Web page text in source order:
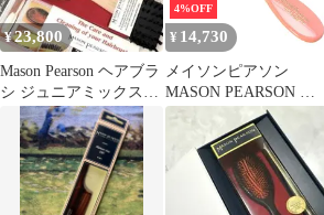
¥23,800
Mason Pearson ヘアブラ
シ ジュニアミックス
くし ピンク
4%OFF
¥ 14,730
メイソンピアソン
MASON PEARSON ヘ
アブラシ POCKET
BRISTLE & NYLON
[ポケットブリッスル＆
ナイロン] BN4【英国ブ
ランド】